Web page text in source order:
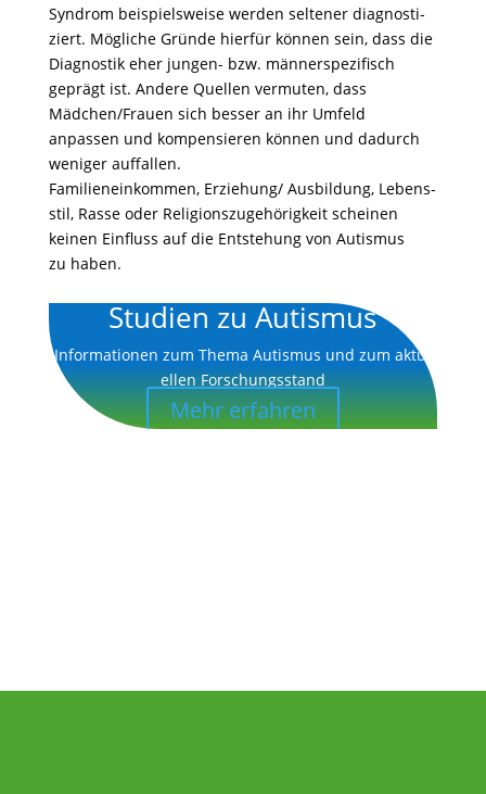
Syndrom beispiels­weise werden seltener diagnos­ti­
ziert. Mögliche Gründe hierfür können sein, dass die
Diagnostik eher jungen- bzw. männer­spe­zi­fisch
geprägt ist. Andere Quellen vermuten, dass
Mädchen/Frauen sich besser an ihr Umfeld
anpassen und kompen­sieren können und dadurch
weniger auffallen.
Fami­li­en­ein­kommen, Erziehung/ Ausbil­dung, Lebens­
stil, Rasse oder Reli­gi­ons­zu­ge­hö­rig­keit scheinen
keinen Einfluss auf die Entste­hung von Autismus
zu haben.
Studien zu Autismus
Infor­ma­tionen zum Thema Autismus und zum aktu­
ellen Forschungsstand
Mehr erfahren